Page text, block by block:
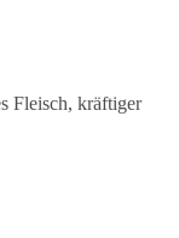
Fleisch, kräftiger